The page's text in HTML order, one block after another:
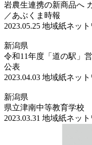
岩農生連携の新商品へ
／あぶくま時報
2023.05.25 地域紙ネット
新潟県
令和11年度「道の駅」
公表
2023.04.03 地域紙ネット
新潟県
県立津南中等教育学校
2023.03.31 地域紙ネット